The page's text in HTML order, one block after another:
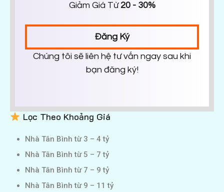
Giảm Giá Từ 20 - 30%
Đăng Ký
Chúng tôi sẽ liên hệ tư vấn ngay sau khi
bạn đăng ký!
Lọc Theo Khoảng Giá
Nhà Tân Bình từ 3 – 4 tỷ
Nhà Tân Bình từ 5 – 7 tỷ
Nhà Tân Bình từ 7 – 9 tỷ
Nhà Tân Bình từ 9 – 11 tỷ